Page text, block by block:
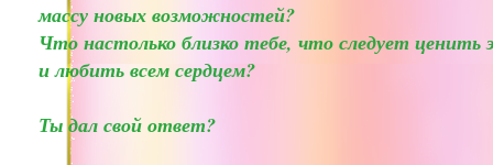
массу новых возможностей?
Что настолько близко тебе, что следует ценить
и любить всем сердцем?
Ты дал свой ответ?